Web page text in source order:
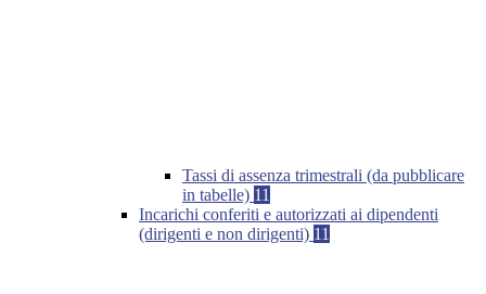
Tassi di assenza trimestrali (da pubblicare
in tabelle) 11
Incarichi conferiti e autorizzati ai dipendenti
(dirigenti e non dirigenti) 11